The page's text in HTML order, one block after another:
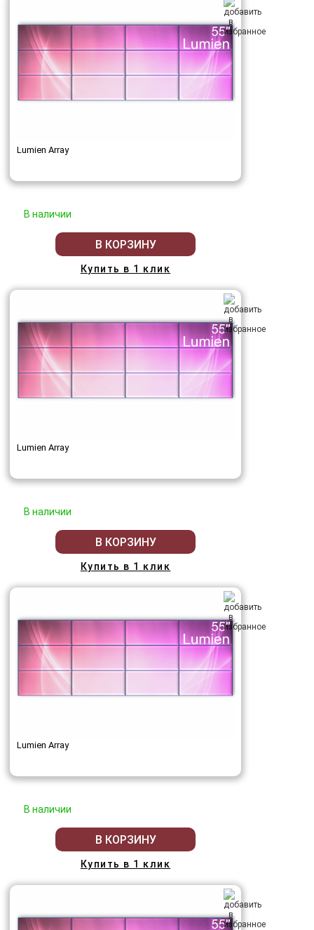
Lumien Array
В наличии
В КОРЗИНУ
Купить в 1 клик
Lumien Array
В наличии
В КОРЗИНУ
Купить в 1 клик
Lumien Array
В наличии
В КОРЗИНУ
Купить в 1 клик